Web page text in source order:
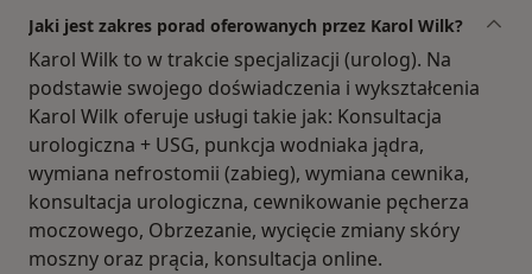
Jaki jest zakres porad oferowanych przez Karol Wilk?
Karol Wilk to w trakcie specjalizacji (urolog). Na
podstawie swojego doświadczenia i wykształcenia
Karol Wilk oferuje usługi takie jak: Konsultacja
urologiczna + USG, punkcja wodniaka jądra,
wymiana nefrostomii (zabieg), wymiana cewnika,
konsultacja urologiczna, cewnikowanie pęcherza
moczowego, Obrzezanie, wycięcie zmiany skóry
moszny oraz prącia, konsultacja online.